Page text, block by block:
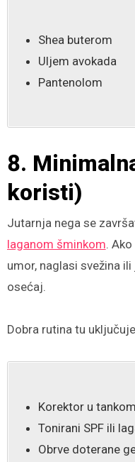
Shea buterom
Uljem avokada
Pantenolom
8.
koristi)
Jutarnja nega se
laganom šminkom.
umor, naglasi svežina
osećaj.
Dobra rutina tu
Korektor u
Tonirani SPF ili
Obrve doterane